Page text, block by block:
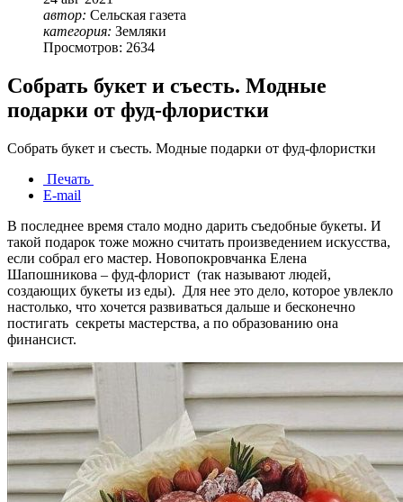
автор: Сельская газета
категория: Земляки
Просмотров: 2634
Собрать букет и съесть. Модные
подарки от фуд-флористки
Собрать букет и съесть. Модные подарки от фуд-флористки
Печать
E-mail
В последнее время стало модно дарить съедобные букеты. И
такой подарок тоже можно считать произведением искусства,
если собрал его мастер. Новопокровчанка Елена
Шапошникова – фуд-флорист (так называют людей,
создающих букеты из еды). Для нее это дело, которое увлекло
настолько, что хочется развиваться дальше и бесконечно
постигать секреты мастерства, а по образованию она
финансист.